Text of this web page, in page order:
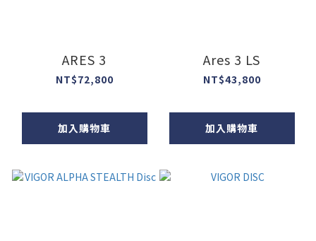
ARES 3
NT$72,800
加入購物車
Ares 3 LS
NT$43,800
加入購物車